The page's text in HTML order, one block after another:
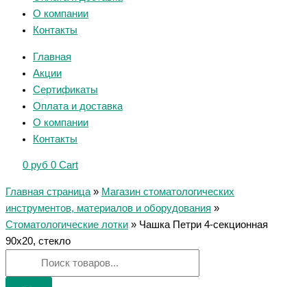
О компании
Контакты
Главная
Акции
Сертификаты
Оплата и доставка
О компании
Контакты
0 руб 0 Cart
Главная страница » Магазин стоматологических
инструментов, материалов и оборудования »
Стоматологические лотки » Чашка Петри 4-секционная
90х20, стекло